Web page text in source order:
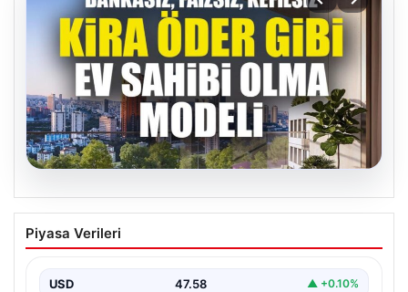
DAP Yapı’dan bir ilk! Emlak Konut
güvencesi Dap vizyonuyla kendi
Piyasa Verileri
USD 47.58 ▲ +0.10%